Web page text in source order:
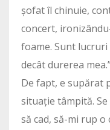
șofat îl chinuie,
concert,
foame. Sunt
decât durerea
De fapt, e supărat
situație tâmpită. Se
să cad, să-mi rup